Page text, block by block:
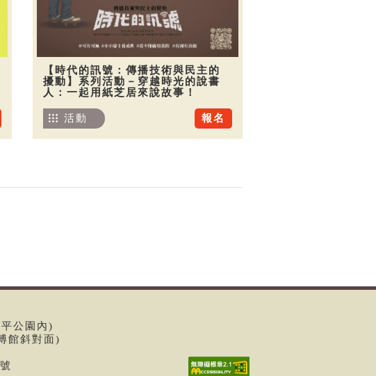
【時代的訊號：傳播技術與民主的
擾動】系列活動－穿越時光的說書
人：一起用紙芝居來說故事！
報名
活動
公園內)
館斜對面)